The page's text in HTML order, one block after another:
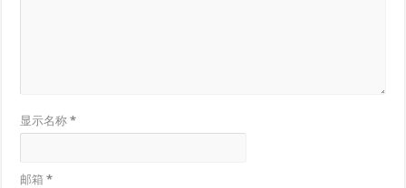
显示名称*
邮箱*